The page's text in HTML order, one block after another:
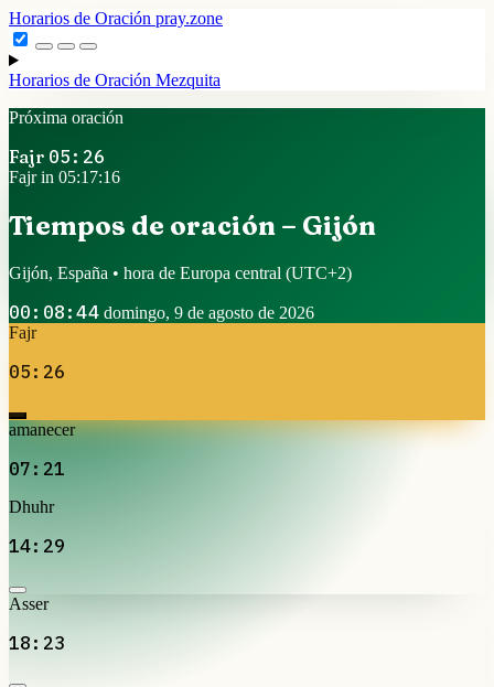
Horarios de Oración pray.zone
Horarios de Oración Mezquita
Próxima oración
Fajr 05:26
Fajr in 05:17:15
Tiempos de oración – Gijón
Gijón, España • hora de Europa central (UTC+2)
00:08:45 domingo, 9 de agosto de 2026
Fajr
05:26
amanecer
07:21
Dhuhr
14:29
Asser
18:23